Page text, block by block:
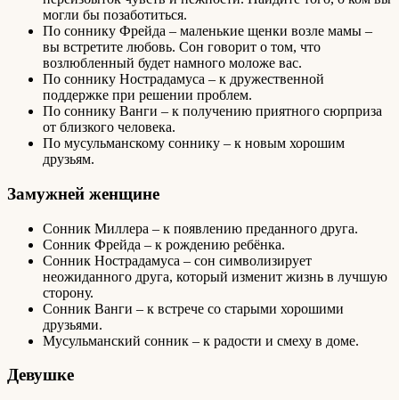
могли бы позаботиться.
По соннику Фрейда – маленькие щенки возле мамы –
вы встретите любовь. Сон говорит о том, что
возлюбленный будет намного моложе вас.
По соннику Нострадамуса – к дружественной
поддержке при решении проблем.
По соннику Ванги – к получению приятного сюрприза
от близкого человека.
По мусульманскому соннику – к новым хорошим
друзьям.
Замужней женщине
Сонник Миллера – к появлению преданного друга.
Сонник Фрейда – к рождению ребёнка.
Сонник Нострадамуса – сон символизирует
неожиданного друга, который изменит жизнь в лучшую
сторону.
Сонник Ванги – к встрече со старыми хорошими
друзьями.
Мусульманский сонник – к радости и смеху в доме.
Девушке